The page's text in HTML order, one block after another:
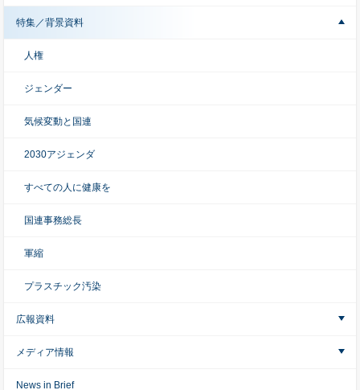
特集／背景資料
人権
ジェンダー
気候変動と国連
2030アジェンダ
すべての人に健康を
国連事務総長
軍縮
プラスチック汚染
広報資料
メディア情報
News in Brief